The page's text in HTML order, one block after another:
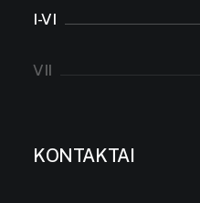
I-VI
VII
KONTAKTAI